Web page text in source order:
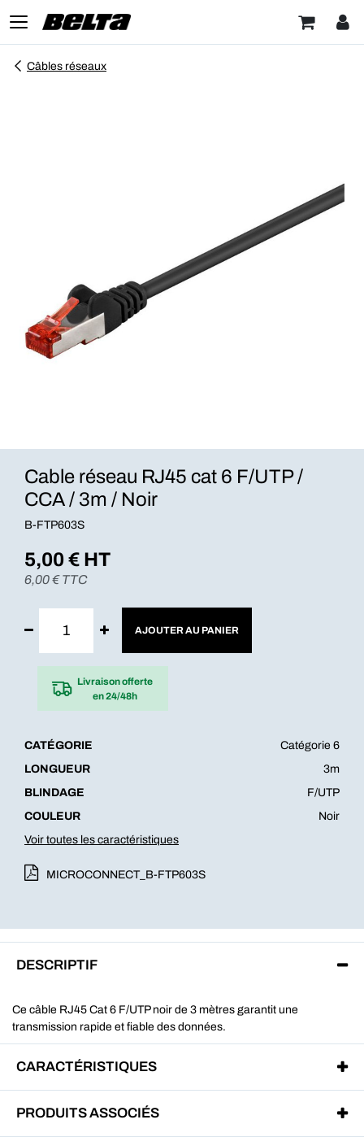
Câbles réseaux
Cable réseau RJ45 cat 6 F/UTP /
CCA / 3m / Noir
B-FTP603S
5,00€ HT
6,00€ TTC
AJOUTER AU PANIER
Livraison offerte
en 24/48h
CATÉGORIE
Catégorie 6
LONGUEUR
3m
BLINDAGE
F/UTP
COULEUR
Noir
Voir toutes les caractéristiques
MICROCONNECT_B-FTP603S
DESCRIPTIF
Ce câble RJ45 Cat 6 F/UTP noir de 3 mètres garantit une
transmission rapide et fiable des données.
CARACTÉRISTIQUES
PRODUITS ASSOCIÉS